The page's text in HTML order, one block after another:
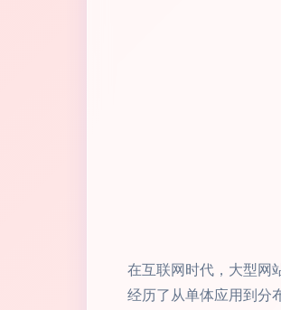
在互联网时代，大型网
经历了从单体应用到分